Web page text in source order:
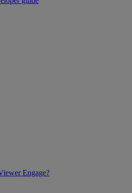
Engage?